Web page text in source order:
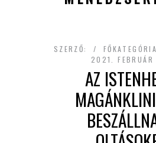
SZERZŐ:
2021.
AZ